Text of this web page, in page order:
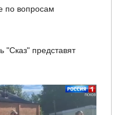
по вопросам
"Сказ" представят